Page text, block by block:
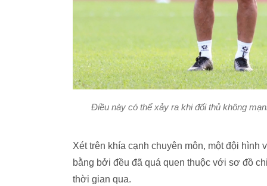
Điều này có thể xảy ra khi đối thủ không
Xét trên khía cạnh chuyên môn, một đội
bằng bởi đều đã quá quen thuộc với sơ đồ
thời gian qua.